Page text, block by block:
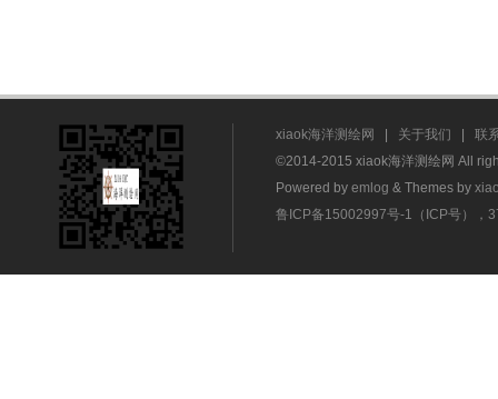
xiaok海洋测绘网 关于我们
联
©2014-2015 xiaok海洋测绘网 All
Powered by emlog & Themes by
鲁ICP备15002997号-1（ICP号），